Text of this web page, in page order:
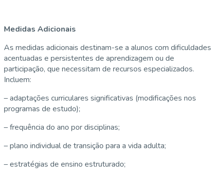
Medidas Adicionais
As medidas adicionais destinam-se a alunos com dificuldades
acentuadas e persistentes de aprendizagem ou de
participação, que necessitam de recursos especializados.
Incluem:
– adaptações curriculares significativas (modificações nos
programas de estudo);
– frequência do ano por disciplinas;
– plano individual de transição para a vida adulta;
– estratégias de ensino estruturado;